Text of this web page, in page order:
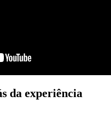
da experiência